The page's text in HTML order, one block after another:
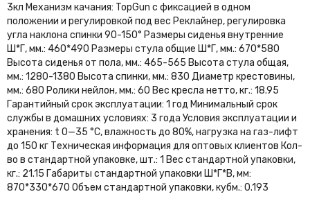
3кл Механизм качания: TopGun c фиксацией в одном
положении и регулировкой под вес Реклайнер, регулировка
угла наклона спинки 90-150° Размеры сиденья внутренние
Ш*Г, мм.: 460*490 Размеры стула общие Ш*Г, мм.: 670*580
Высота сиденья от пола, мм.: 465-565 Высота стула общая,
мм.: 1280-1380 Высота спинки, мм.: 830 Диаметр крестовины,
мм.: 680 Ролики нейлон, мм.: 60 Вес кресла нетто, кг.: 18.95
Гарантийный срок эксплуатации: 1 год Минимальный срок
службы в домашних условиях: 3 года Условия эксплуатации и
хранения: t 0—35 °С, влажность до 80%, нагрузка на газ-лифт
до 150 кг Техническая информация для оптовых клиентов Кол-
во в стандартной упаковке, шт.: 1 Вес стандартной упаковки,
кг.: 21.15 Габариты стандартной упаковки Ш*Г*В, мм:
870*330*670 Объем стандартной упаковки, кубм.: 0.193